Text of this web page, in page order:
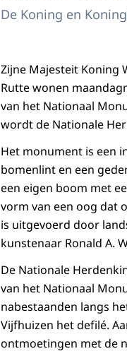
De Koning en
Zijne Majesteit Koning
Rutte wonen
van het Nationaal
wordt de Nationale
Het monument is een
bomenlint en een
een eigen boom met
vorm van een oog dat
is uitgevoerd door
kunstenaar Ronald A.
De Nationale
van het Nationaal
nabestaanden langs
Vijfhuizen het defilé.
ontmoetingen met de